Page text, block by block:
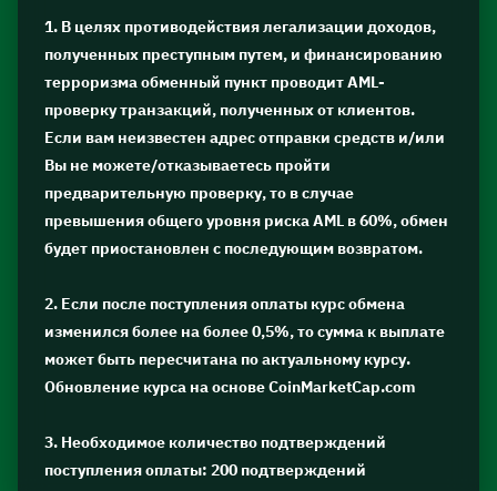
1. В целях противодействия легализации доходов,
полученных преступным путем, и финансированию
терроризма обменный пункт проводит AML-
проверку транзакций, полученных от клиентов.
Если вам неизвестен адрес отправки средств и/или
Вы не можете/отказываетесь пройти
предварительную проверку, то в случае
превышения общего уровня риска AML в 60%, обмен
будет приостановлен с последующим возвратом.
2. Если после поступления оплаты курс обмена
изменился более на более 0,5%, то сумма к выплате
может быть пересчитана по актуальному курсу.
Обновление курса на основе CoinMarketCap.com
3. Необходимое количество подтверждений
поступления оплаты: 200 подтверждений